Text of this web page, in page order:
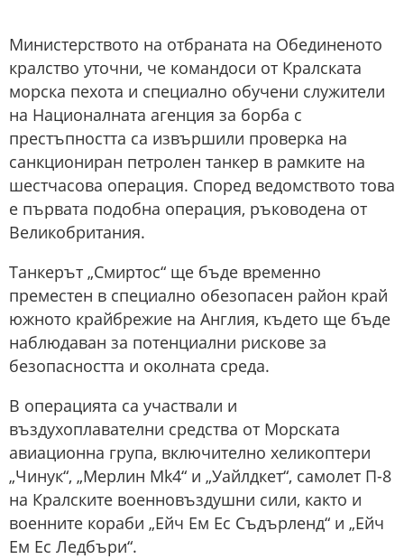
Министерството на отбраната на Обединеното
кралство уточни, че командоси от Кралската
морска пехота и специално обучени служители
на Националната агенция за борба с
престъпността са извършили проверка на
санкциониран петролен танкер в рамките на
шестчасова операция. Според ведомството това
е първата подобна операция, ръководена от
Великобритания.
Танкерът „Смиртос“ ще бъде временно
преместен в специално обезопасен район край
южното крайбрежие на Англия, където ще бъде
наблюдаван за потенциални рискове за
безопасността и околната среда.
В операцията са участвали и
въздухоплавателни средства от Морската
авиационна група, включително хеликоптери
„Чинук“, „Мерлин Mk4“ и „Уайлдкет“, самолет П-8
на Кралските военновъздушни сили, както и
военните кораби „Ейч Ем Ес Съдърленд“ и „Ейч
Ем Ес Ледбъри“.